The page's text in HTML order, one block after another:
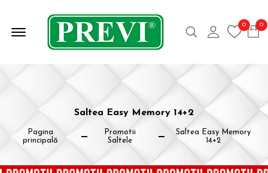
Offcanvas Deschide Meniul Caută Contul meu
0 0
Saltea Easy Memory 14+2
Pagina
principală
Promotii
Saltele
Saltea Easy Memory
14+2